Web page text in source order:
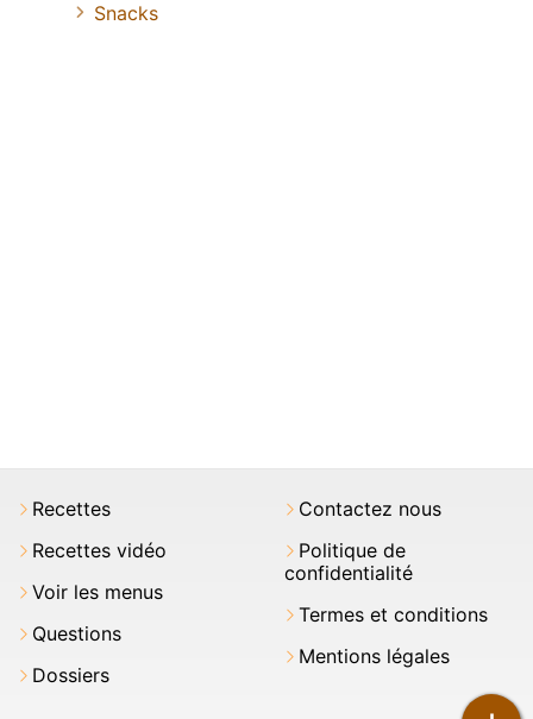
Snacks
Recettes
Recettes vidéo
Voir les menus
Questions
Dossiers
Contactez nous
Politique de
confidentialité
Termes et conditions
Mentions légales